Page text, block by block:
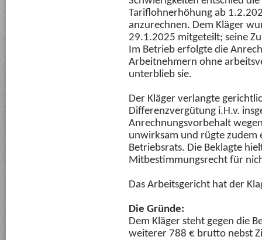
Tariflohnerhöhung ab
anzurechnen. Dem Kläger
29.1.2025 mitgeteilt; seine
Im Betrieb erfolgte die
Arbeitnehmern ohne
unterblieb sie.
Der Kläger verlangte
Differenzvergütung i.H.v.
Anrechnungsvorbehalt
unwirksam und rügte zudem
Betriebsrats. Die Beklagte
Mitbestimmungsrecht für
Das Arbeitsgericht hat der
Die Gründe:
Dem Kläger steht gegen die
weiterer 788 € brutto nebst